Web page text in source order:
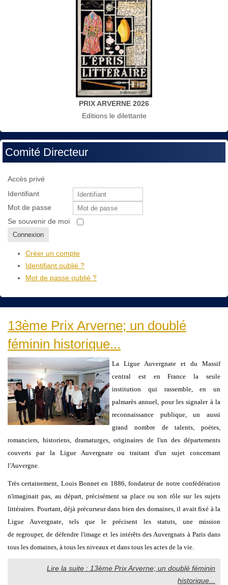
PRIX ARVERNE 2026
Editions le dilettante
Comité Directeur
Accès privé
Identifiant
Mot de passe
Se souvenir de moi
Connexion
Créer un compte
Identifiant oublié ?
Mot de passe oublié ?
13ème Prix Arverne; un doublé
féminin historique...
La Ligue Auvergnate et du Massif
central est en France la seule
institution qui rassemble, en un
palmarès annuel, pour les signaler à la
reconnaissance publique, un aussi
grand nombre de talents, poètes,
romanciers, historiens, dramaturges, originaires de l'un des départements
couverts par la Ligue Auvergnate ou traitant d'un sujet concernant
l'Auvergne.
Très certainement, Louis Bonnet en 1886, fondateur de notre confédération
n'imaginait pas, au départ, précisément sa place ou son rôle sur les sujets
littéraires. Pourtant, déjà précurseur dans bien des domaines, il avait fixé à la
Ligue Auvergnate, tels que le précisent les statuts, une mission
de regrouper, de défendre l'image et les intérêts des Auvergnats à Paris dans
tous les domaines, à tous les niveaux et dans tous les actes de la vie.
Lire la suite : 13ème Prix Arverne; un doublé féminin
historique...